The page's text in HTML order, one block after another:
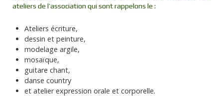
ateliers de l’association qui sont rappelons le :
Ateliers écriture,
dessin et peinture,
modelage argile,
mosaïque,
guitare chant,
danse country
et atelier expression orale et corporelle.